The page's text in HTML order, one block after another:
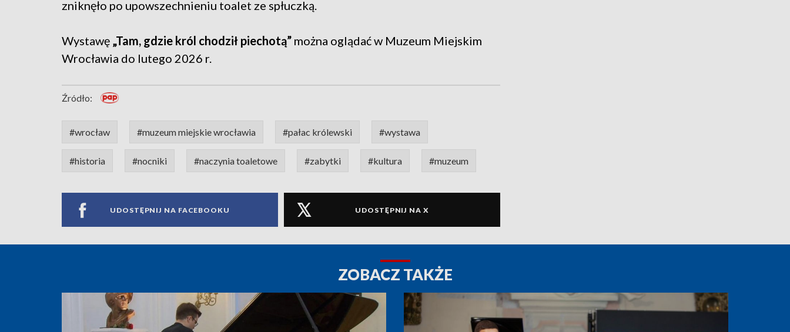
zniknęło po upowszechnieniu toalet ze spłuczką.
Wystawę „Tam, gdzie król chodził piechotą” można oglądać w Muzeum Miejskim
Wrocławia do lutego 2026 r.
Źródło:
#wrocław #muzeum miejskie wrocławia #pałac królewski #wystawa
#historia #nocniki #naczynia toaletowe #zabytki #kultura #muzeum
UDOSTĘPNIJ NA FACEBOOKU UDOSTĘPNIJ NA X
ZOBACZ TAKŻE